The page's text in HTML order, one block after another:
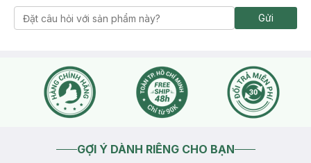
Gửi
GỢI Ý DÀNH RIÊNG CHO BẠN